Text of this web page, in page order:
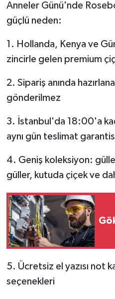
Anneler Günü'nde
güçlü neden:
1. Hollanda, Kenya ve
zincirle gelen premium
2. Sipariş anında
gönderilmez
3. İstanbul'da 18:00'a
aynı gün teslimat
4. Geniş koleksiyon:
güller, kutuda çiçek ve
5. Ücretsiz el yazısı not
seçenekleri